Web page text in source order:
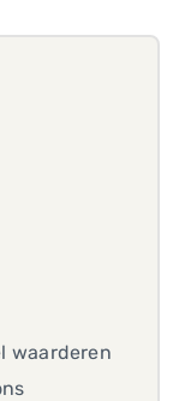
waarderen